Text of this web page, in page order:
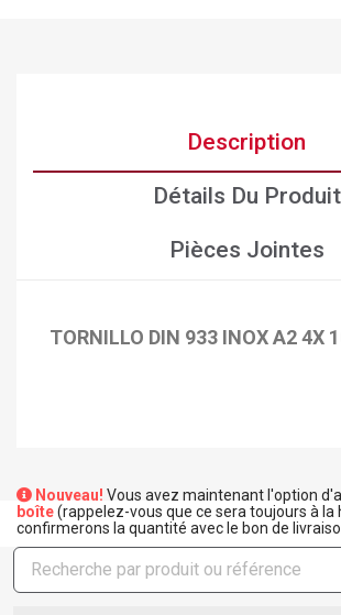
Description
Détails Du Produit
Pièces Jointes
TORNILLO DIN 933 INOX A2 4X
Nouveau! Vous avez maintenant l'option
boîte(rappelez-vous que ce sera toujours à la
confirmerons la quantité avec le bon de